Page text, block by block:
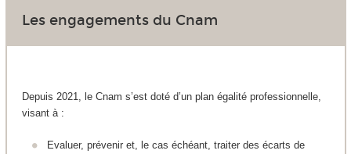
Les engagements du Cnam
Depuis 2021, le Cnam s’est doté d’un plan égalité professionnelle,
visant à :
Evaluer, prévenir et, le cas échéant, traiter des écarts de